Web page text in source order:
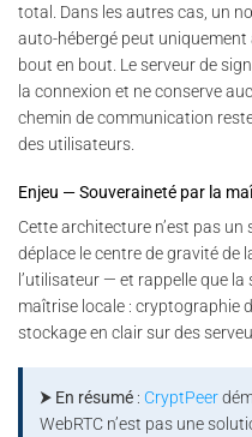
total. Dans les autres cas, un
auto-hébergé peut
bout en bout. Le serveur de
la connexion et ne conserve
chemin de communication
des utilisateurs.
Enjeu — Souveraineté par la
Cette architecture n’est pas un
déplace le centre de gravité de
l’utilisateur — et rappelle que la
maîtrise locale : cryptographie
stockage en clair sur des
⮞ En résumé : CryptPeer
WebRTC n’est pas une